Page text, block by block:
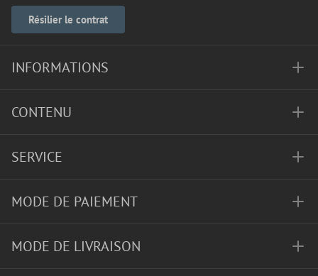
Résilier le contrat
INFORMATIONS
CONTENU
SERVICE
MODE DE PAIEMENT
MODE DE LIVRAISON